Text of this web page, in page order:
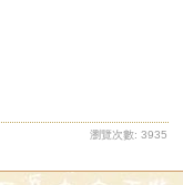
瀏覽次數: 3935